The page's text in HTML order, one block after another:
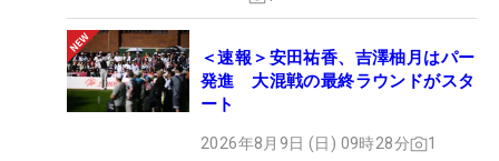
＜速報＞安田祐香、吉澤柚月はパー
発進 大混戦の最終ラウンドがスタ
ート
2026年8月9日 (日) 09時28分 1